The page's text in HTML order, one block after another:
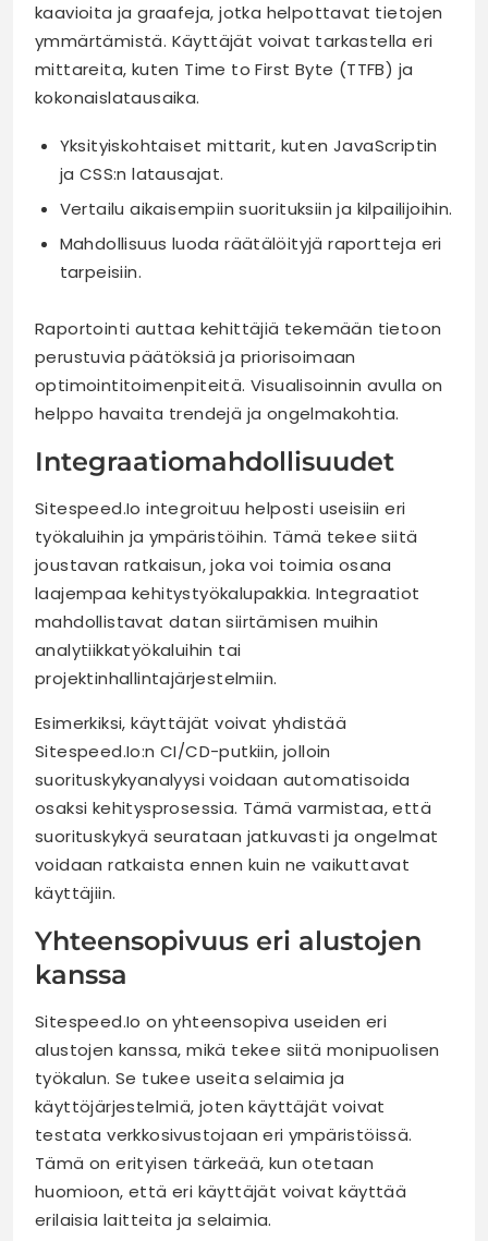
kaavioita ja graafeja, jotka helpottavat tietojen
ymmärtämistä. Käyttäjät voivat tarkastella eri
mittareita, kuten Time to First Byte (TTFB) ja
kokonaislatausaika.
Yksityiskohtaiset mittarit, kuten JavaScriptin
ja CSS:n latausajat.
Vertailu aikaisempiin suorituksiin ja kilpailijoihin.
Mahdollisuus luoda räätälöityjä raportteja eri
tarpeisiin.
Raportointi auttaa kehittäjiä tekemään tietoon
perustuvia päätöksiä ja priorisoimaan
optimointitoimenpiteitä. Visualisoinnin avulla on
helppo havaita trendejä ja ongelmakohtia.
Integraatiomahdollisuudet
Sitespeed.Io integroituu helposti useisiin eri
työkaluihin ja ympäristöihin. Tämä tekee siitä
joustavan ratkaisun, joka voi toimia osana
laajempaa kehitystyökalupakkia. Integraatiot
mahdollistavat datan siirtämisen muihin
analytiikkatyökaluihin tai
projektinhallintajärjestelmiin.
Esimerkiksi, käyttäjät voivat yhdistää
Sitespeed.Io:n CI/CD-putkiin, jolloin
suorituskykyanalyysi voidaan automatisoida
osaksi kehitysprosessia. Tämä varmistaa, että
suorituskykyä seurataan jatkuvasti ja ongelmat
voidaan ratkaista ennen kuin ne vaikuttavat
käyttäjiin.
Yhteensopivuus eri alustojen
kanssa
Sitespeed.Io on yhteensopiva useiden eri
alustojen kanssa, mikä tekee siitä monipuolisen
työkalun. Se tukee useita selaimia ja
käyttöjärjestelmiä, joten käyttäjät voivat
testata verkkosivustojaan eri ympäristöissä.
Tämä on erityisen tärkeää, kun otetaan
huomioon, että eri käyttäjät voivat käyttää
erilaisia laitteita ja selaimia.